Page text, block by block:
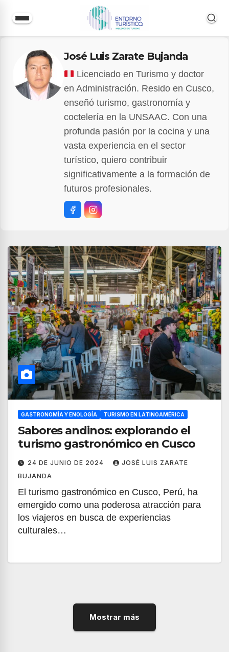
contenido
José Luis Zarate Bujanda
Licenciado en Turismo y doctor
en Administración. Resido en Cusco,
enseñó turismo, gastronomía y
coctelería en la UNSAAC. Con una
profunda pasión por la cocina y una
vasta experiencia en el sector
turístico, quiero contribuir
significativamente a la formación de
futuros profesionales.
GASTRONOMÍA Y ENOLOGÍA TURISMO EN LATINOAMÉRICA
Sabores andinos: explorando el
turismo gastronómico en Cusco
24 DE JUNIO DE 2024
JOSÉ LUIS ZARATE
BUJANDA
El turismo gastronómico en Cusco, Perú, ha
emergido como una poderosa atracción para
los viajeros en busca de experiencias
culturales…
Mostrar más